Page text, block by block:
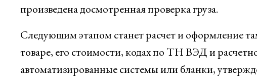
произведена досмотренная проверка груза.
Следующим этапом станет расчет и оформление
товаре, его стоимости, кодах по ТН ВЭД и
автоматизированные системы или бланки,